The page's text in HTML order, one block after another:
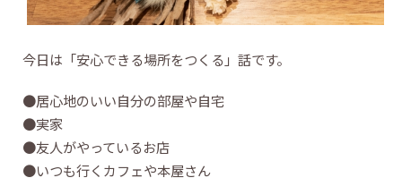
今日は「安心できる場所をつくる」話です。
●居心地のいい自分の部屋や自宅
●実家
●友人がやっているお店
●いつも行くカフェや本屋さん